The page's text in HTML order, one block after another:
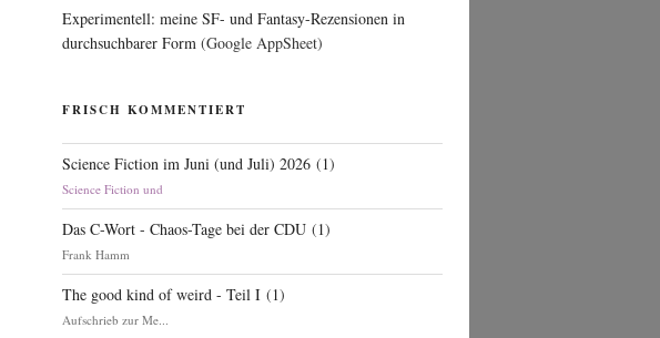
Experimentell: meine SF- und Fantasy-Rezensionen in
durchsuchbarer Form (Google AppSheet)
FRISCH KOMMENTIERT
Science Fiction im Juni (und Juli) 2026 (1)
Science Fiction und
Das C-Wort - Chaos-Tage bei der CDU (1)
Frank Hamm
The good kind of weird - Teil I (1)
Aufschrieb zur Me...